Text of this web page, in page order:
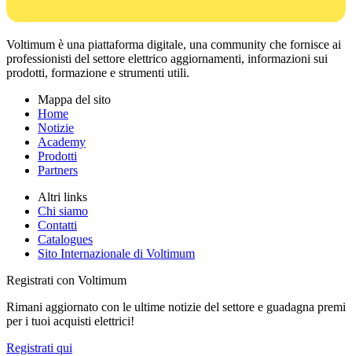
Voltimum è una piattaforma digitale, una community che fornisce ai
professionisti del settore elettrico aggiornamenti, informazioni sui
prodotti, formazione e strumenti utili.
Mappa del sito
Home
Notizie
Academy
Prodotti
Partners
Altri links
Chi siamo
Contatti
Catalogues
Sito Internazionale di Voltimum
Registrati con Voltimum
Rimani aggiornato con le ultime notizie del settore e guadagna premi
per i tuoi acquisti elettrici!
Registrati qui